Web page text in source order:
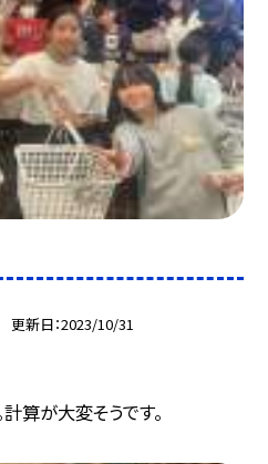
更新日 2023/10/31
計算が大変そうです。